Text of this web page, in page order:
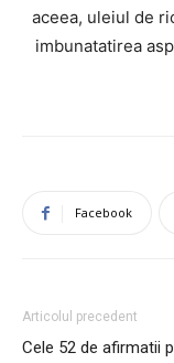
aceea, uleiul de
imbunatatirea
Facebook
Articolul precedent
Cele 52 de afirmatii